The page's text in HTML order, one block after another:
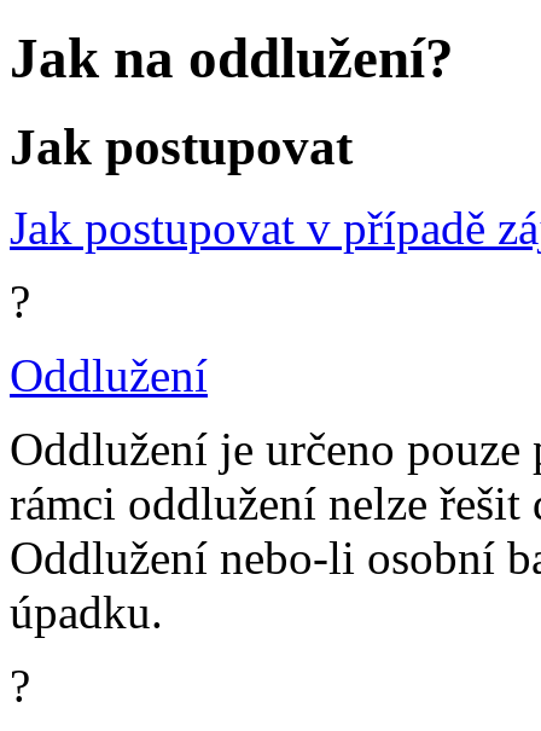
Jak na oddlužení?
Jak postupovat
Jak postupovat v případě
?
Oddlužení
Oddlužení je určeno
rámci oddlužení nelze
Oddlužení nebo-li osobní
úpadku.
?